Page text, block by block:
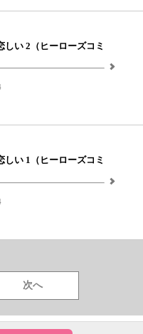
しい 2（ヒーローズコミ
しい 1（ヒーローズコミ
次へ